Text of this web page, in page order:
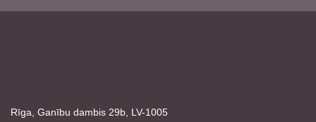
Rīga, Ganību dambis 29b, LV-1005